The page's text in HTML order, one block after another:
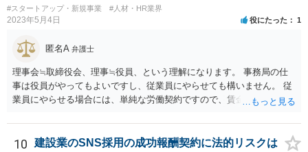
４条第１項第５号）違反や優越的地位の濫用として独占禁止法違反と
なる可能性もありますので、ベースとしては、上記の差額を念頭に置
き、その他仕入れや諸経費の支払なども加味して、価格交渉を行うと
良いでしょう。 参考：公正取引委員会「免税事業者及びその取引先の
インボイス制度への対応に関するQ&A」 https://www.jftc.go.jp/dk/guid
eline/unyoukijun/invoice_qanda.html
#スタートアップ・新規事業 #人材・HR業界
2023年5月4日 役にたった 1
匿名A 弁護士
理事会≒取締役会、理事≒役員、という理解になります。 事務局の仕
事は役員がやってもよいですし、従業員にやらせても構いません。 従
業員にやらせる場合には、単純な労働契約ですので、賃金や労働条件
の同意があれば可能ですが、会社に例えると従業員をすべて取締役に
するようなものなので、望ましいかどうかは検討が必要です。
10
建設業のSNS採用の成功報酬契約に法的リスクは